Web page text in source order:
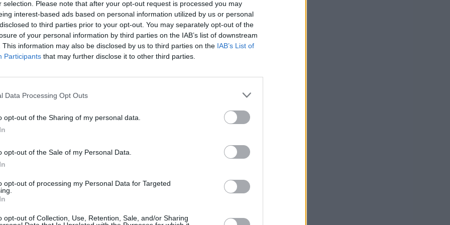
selection. Please note that after your opt-out request is processed you may
interest-based ads based on personal information utilized by us or personal
to third parties prior to your opt-out. You may separately opt-out of the
of your personal information by third parties on the IAB’s list of downstream
This information may also be disclosed by us to third parties on the IAB’s List of
Participants that may further disclose it to other third parties.
Data Processing Opt Outs
opt-out of the Sharing of my personal data.
opt-out of the Sale of my Personal Data.
opt-out of processing my Personal Data for Targeted
opt-out of Collection, Use, Retention, Sale, and/or Sharing
il tuo benessere capillare.
eccezionali a prezzi competitivi
positive e confermano l’efficacia e la
hanno elogiato la capacità di Shine Essence di
senza appesantirli. Inoltre, l’odore piacevole e
consumatori.